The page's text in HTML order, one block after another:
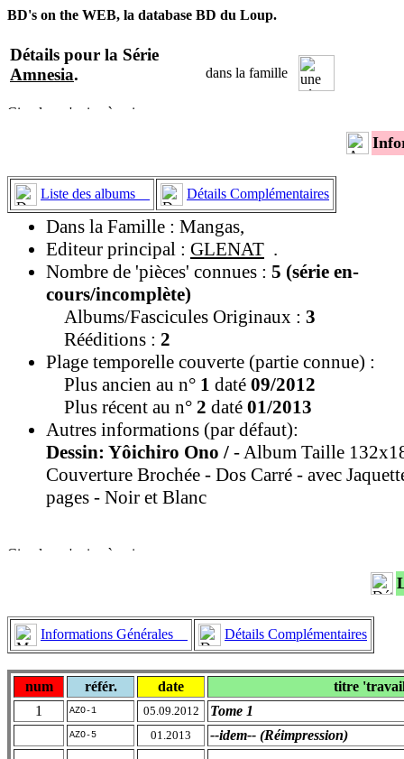
BD's on the WEB, la database BD du Loup.
Détails pour la Série
Amnesia. dans la famille
Liste des albums Détails Complémentaires
Dans la Famille : Mangas,
Editeur principal : GLENAT .
Nombre de 'pièces' connues : 5 (série en-
cours/incomplète)
Albums/Fascicules Originaux : 3
Rééditions : 2
Plage temporelle couverte (partie connue) :
Plus ancien au n° 1 daté 09/2012
Plus récent au n° 2 daté 01/2013
Autres informations (par défaut):
Dessin: Yôichiro Ono / - Album Taille
Couverture Brochée - Dos Carré - avec
pages - Noir et Blanc
Informations Générales Détails Complémentaires
num référ. date
titre
1
AZO-1 05.09.2012 Tome 1
AZO-5 01.2013 --idem-- (Réimpression)